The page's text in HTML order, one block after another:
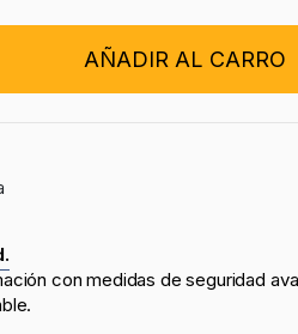
AÑADIR AL CARRO
con medidas de seguridad